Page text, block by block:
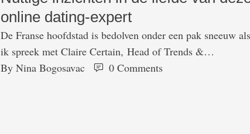
online dating-expert
De Franse hoofdstad is bedolven onder een pak sneeuw als
ik spreek met Claire Certain, Head of Trends &
Communications bij datingapp Happn. De Parijse sneeuw
By Nina Bogosavac 0 Comments